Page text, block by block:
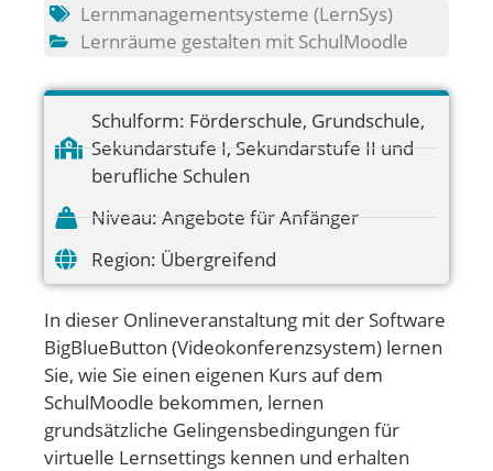
Lernmanagementsysteme (LernSys)
Lernräume gestalten mit SchulMoodle
Schulform: Förderschule, Grundschule,
Sekundarstufe I, Sekundarstufe II und
berufliche Schulen
Niveau: Angebote für Anfänger
Region: Übergreifend
In dieser Onlineveranstaltung mit der Software
BigBlueButton (Videokonferenzsystem) lernen
Sie, wie Sie einen eigenen Kurs auf dem
SchulMoodle bekommen, lernen
grundsätzliche Gelingensbedingungen für
virtuelle Lernsettings kennen und erhalten